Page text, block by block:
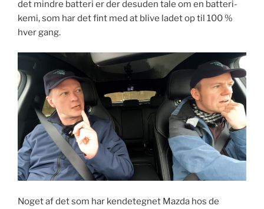
det mindre batteri er der desuden tale om en batteri-
kemi, som har det fint med at blive ladet op til 100 %
hver gang.
Noget af det som har kendetegnet Mazda hos de